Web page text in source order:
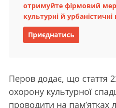
отримуйте фірмовий
культурні й урбаністичні
Приєднатись
Перов додає, що стаття
охорону культурної
проводити на памʼятках